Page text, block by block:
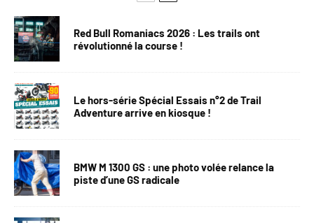
Red Bull Romaniacs 2026 : Les trails ont
révolutionné la course !
Le hors-série Spécial Essais n°2 de Trail
Adventure arrive en kiosque !
BMW M 1300 GS : une photo volée relance la
piste d’une GS radicale